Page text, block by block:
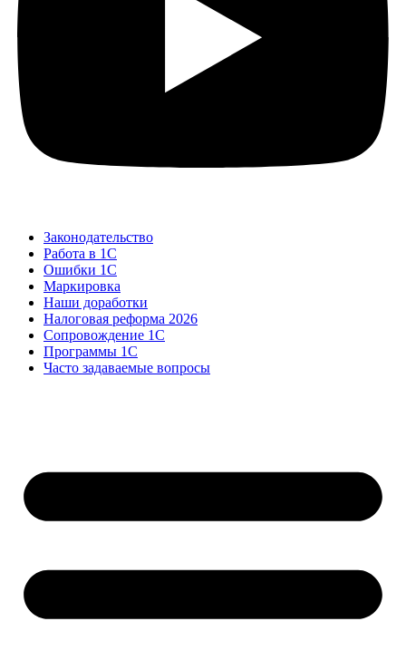
Законодательство
Работа в 1С
Ошибки 1С
Маркировка
Наши доработки
Налоговая реформа 2026
Сопровождение 1С
Программы 1С
Часто задаваемые вопросы